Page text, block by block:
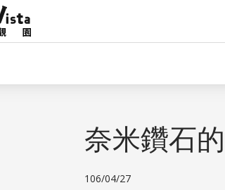
奈米鑽石
106/04/27